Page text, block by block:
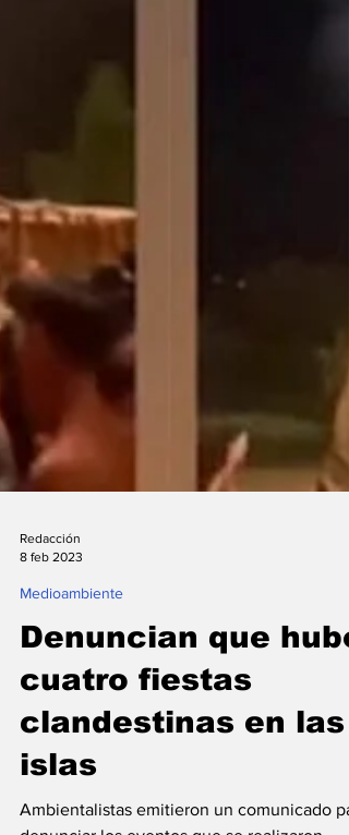
Redacción
8 feb 2023
Medioambiente
Denuncian que hubo
cuatro fiestas
clandestinas en las